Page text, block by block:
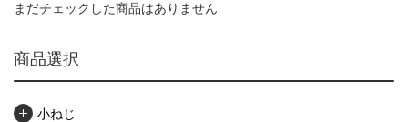
まだチェックした商品はありません
商品選択
小ねじ